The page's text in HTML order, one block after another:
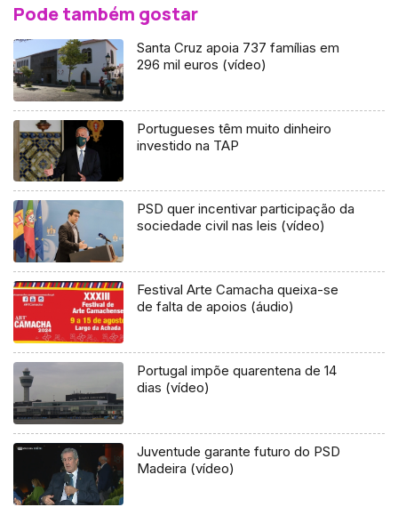
Pode também gostar
Santa Cruz apoia 737 famílias em
296 mil euros (vídeo)
Portugueses têm muito dinheiro
investido na TAP
PSD quer incentivar participação da
sociedade civil nas leis (vídeo)
Festival Arte Camacha queixa-se
de falta de apoios (áudio)
Portugal impõe quarentena de 14
dias (vídeo)
Juventude garante futuro do PSD
Madeira (vídeo)